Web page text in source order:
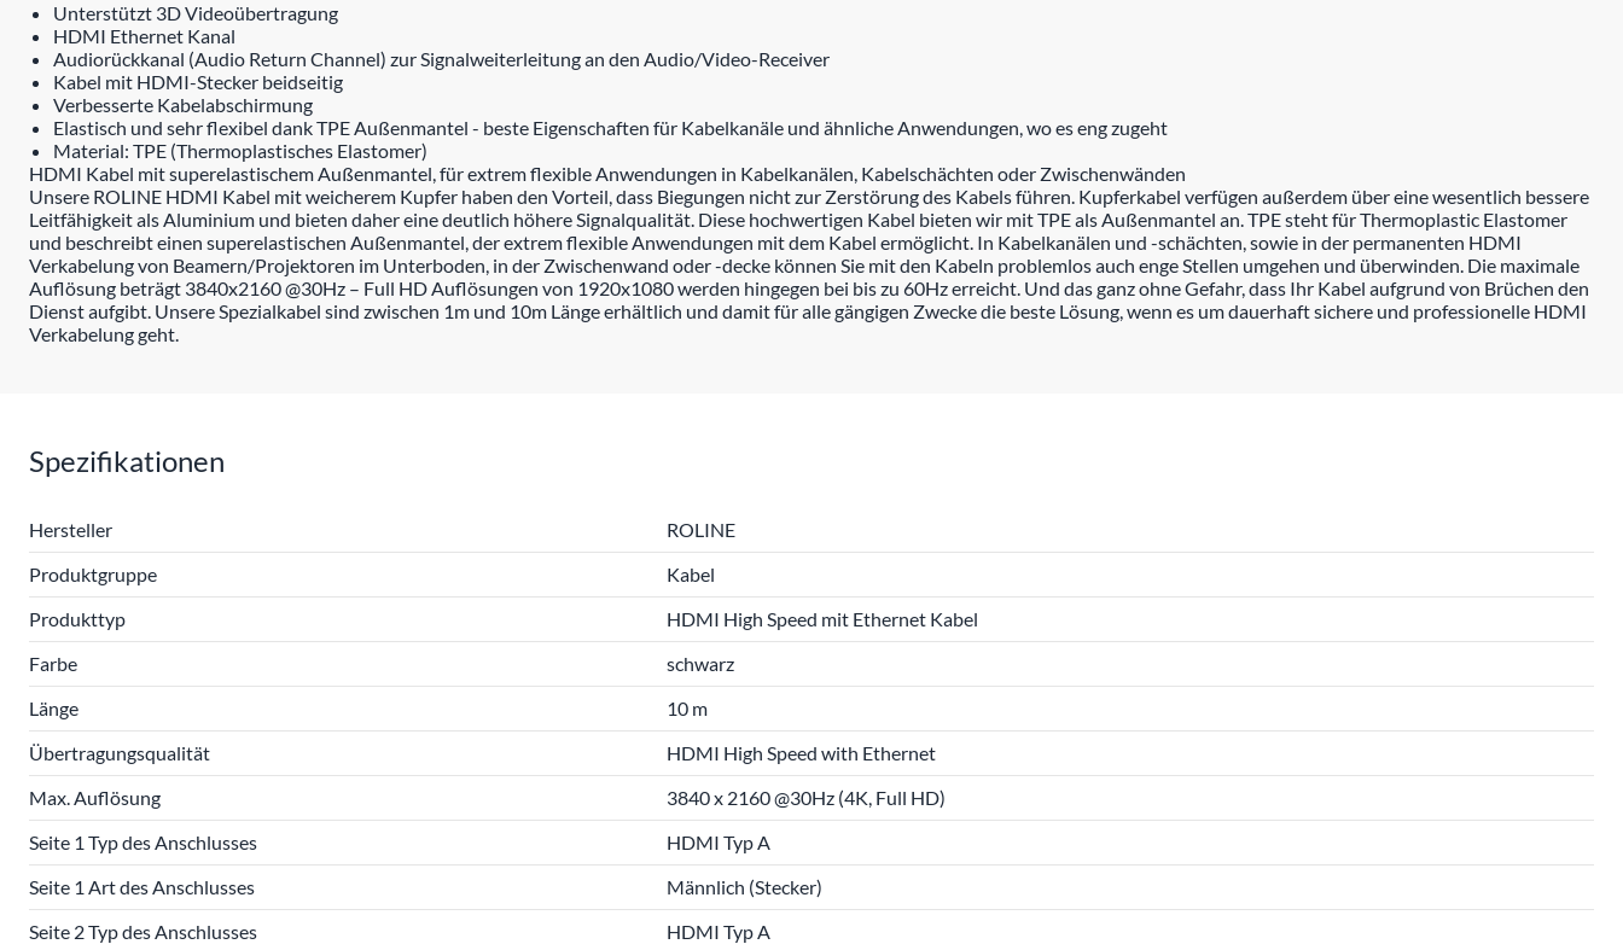
Unterstützt 3D Videoübertragung
HDMI Ethernet Kanal
Audiorückkanal (Audio Return Channel) zur Signalweiterleitung an den Audio/Video-Receiver
Kabel mit HDMI-Stecker beidseitig
Verbesserte Kabelabschirmung
Elastisch und sehr flexibel dank TPE Außenmantel - beste Eigenschaften für Kabelkanäle und ähnliche Anwendungen, wo es eng zugeht
Material: TPE (Thermoplastisches Elastomer)
HDMI Kabel mit superelastischem Außenmantel, für extrem flexible Anwendungen in Kabelkanälen, Kabelschächten oder Zwischenwänden
Unsere ROLINE HDMI Kabel mit weicherem Kupfer haben den Vorteil, dass Biegungen nicht zur Zerstörung des Kabels führen. Kupferkabel verfügen außerdem über eine wesentlich bessere
Leitfähigkeit als Aluminium und bieten daher eine deutlich höhere Signalqualität. Diese hochwertigen Kabel bieten wir mit TPE als Außenmantel an. TPE steht für Thermoplastic Elastomer
und beschreibt einen superelastischen Außenmantel, der extrem flexible Anwendungen mit dem Kabel ermöglicht. In Kabelkanälen und -schächten, sowie in der permanenten HDMI
Verkabelung von Beamern/Projektoren im Unterboden, in der Zwischenwand oder -decke können Sie mit den Kabeln problemlos auch enge Stellen umgehen und überwinden. Die maximale
Auflösung beträgt 3840x2160 @30Hz – Full HD Auflösungen von 1920x1080 werden hingegen bei bis zu 60Hz erreicht. Und das ganz ohne Gefahr, dass Ihr Kabel aufgrund von Brüchen den
Dienst aufgibt. Unsere Spezialkabel sind zwischen 1m und 10m Länge erhältlich und damit für alle gängigen Zwecke die beste Lösung, wenn es um dauerhaft sichere und professionelle HDMI
Verkabelung geht.
Spezifikationen
Hersteller
ROLINE
Produktgruppe
Kabel
Produkttyp
HDMI High Speed mit Ethernet Kabel
Farbe
schwarz
Länge
10 m
Übertragungsqualität
HDMI High Speed with Ethernet
Max. Auflösung
3840 x 2160 @30Hz (4K, Full HD)
Seite 1 Typ des Anschlusses
HDMI Typ A
Seite 1 Art des Anschlusses
Männlich (Stecker)
Seite 2 Typ des Anschlusses
HDMI Typ A